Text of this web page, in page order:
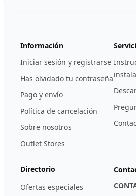
Información
Iniciar sesión y registrarse
Has olvidado tu contraseña
Pago y envío
Política de cancelación
Sobre nosotros
Outlet Stores
Directorio
Ofertas especiales